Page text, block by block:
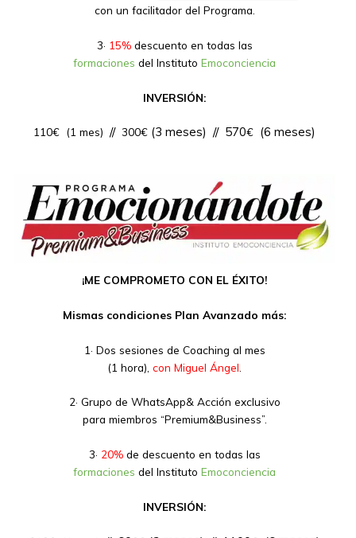
con un facilitador del Programa.
3· 15%descuento en todas las
formaciones del Instituto Emoconciencia
INVERSIÓN:
110€ (1 mes) // 300€ (3 meses) // 570€ (6 meses)
¡ME COMPROMETO CON EL ÉXITO!
Mismas condiciones Plan Avanzado más:
1· Dos sesiones de Coaching al mes
(1 hora), con Miguel Ángel
2· Grupo de WhatsApp& Acción exclusivo
para miembros “Premium&Business”.
3· 20%de descuento en todas las
formaciones del Instituto Emoconciencia
INVERSIÓN: